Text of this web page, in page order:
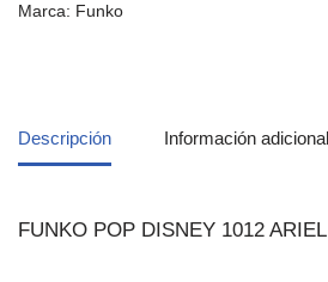
Marca: Funko
Descripción Información adicional
FUNKO POP DISNEY 1012 ARIEL